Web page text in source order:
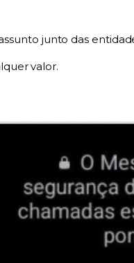
junto das
valor.